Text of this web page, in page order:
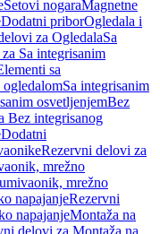
Setovi nogaraMagnetne
Dodatni priborOgledala i
za OgledalaSa
Sa integrisanim
sa
ogledalomSa integrisanim
osvetljenjemBez
Bez integrisanog
Dodatni
Rezervni delovi za
mrežno
mrežno
napajanjeRezervni
napajanjeMontaža na
delovi za Montaža na